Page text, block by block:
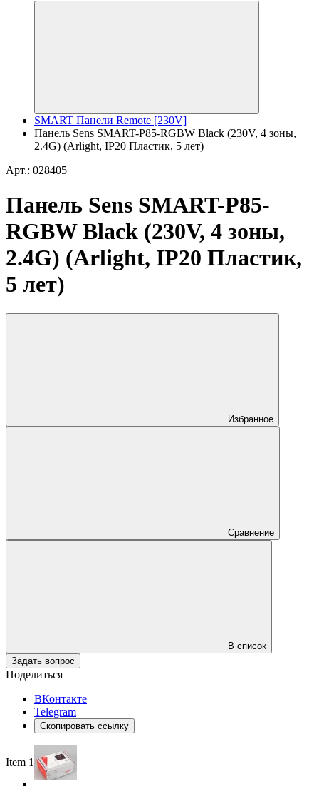
SMART Панели Remote [230V]
Панель Sens SMART-P85-RGBW Black (230V, 4 зоны,
2.4G) (Arlight, IP20 Пластик, 5 лет)
Арт.: 028405
Панель Sens SMART-P85-
RGBW Black (230V, 4 зоны,
2.4G) (Arlight, IP20 Пластик,
5 лет)
Избранное
Сравнение
В список
Задать вопрос
Поделиться
ВКонтакте
Telegram
Скопировать ссылку
Item 1 of 3